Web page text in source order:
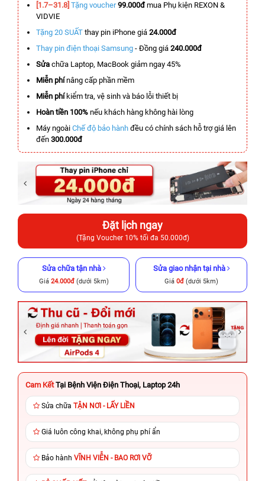
[1.7–31.8] Tặng voucher 99.000đmua Phụ kiện REXON &
VIDVIE
Tặng 20 SUẤT thay pin iPhone giá 24.000đ
Thay pin điện thoại Samsung - Đồng giá 240.000đ
Sửa chữa Laptop, MacBook giảm ngay 45%
Miễn phínâng cấp phần mềm
Miễn phíkiểm tra, vệ sinh và báo lỗi thiết bị
Hoàn tiền 100% nếu khách hàng không hài lòng
Máy ngoài Chế độ bảo hành đều có chính sách hỗ trợ giá lên
đến 300.000đ
Đặt lịch ngay
(Tặng Voucher 10% tối đa 50.000đ)
Sửa chữa tận nhà
Giá 24.000đ(dưới 5km)
Sửa giao nhận tại nhà
Giá 0đ (dưới 5km)
Cam Kết Tại Bệnh Viện Điện Thoại, Laptop 24h
Sửa chữa TẬN NƠI - LẤY LIỀN
Giá luôn công khai, không phụ phí ẩn
Bảo hành VĨNH VIỄN - BAO RƠI VỠ